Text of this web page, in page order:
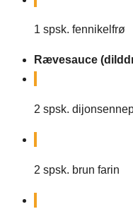
1 spsk. fennikelfrø
Rævesauce
2 spsk.
2 spsk. brun farin